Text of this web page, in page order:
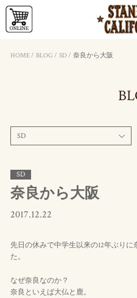
HOME/ BLOG / SD / 奈良から大阪
SD
SD
奈良から大阪
2017.12.22
先日の休みで中学生以来の12年ぶり
た。
なぜ奈良なのか？
奈良といえば大仏と鹿。